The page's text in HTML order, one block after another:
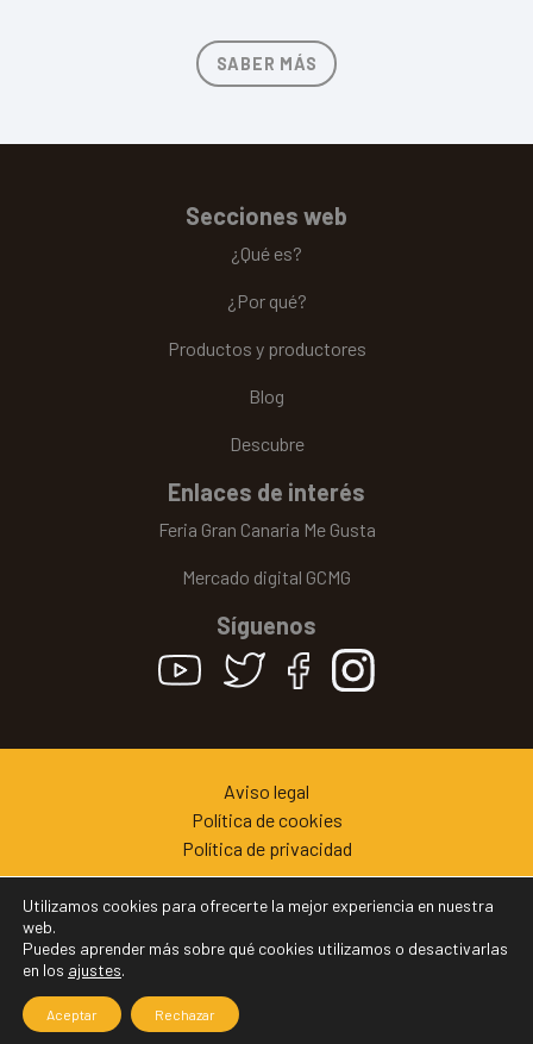
SABER MÁS
Secciones web
¿Qué es?
¿Por qué?
Productos y productores
Blog
Descubre
Enlaces de interés
Feria Gran Canaria Me Gusta
Mercado digital GCMG
Síguenos
Aviso legal
Política de cookies
Política de privacidad
© Cabildo de Gran Canaria | 2022
Utilizamos cookies para ofrecerte la mejor experiencia en nuestra
web.
Puedes aprender más sobre qué cookies utilizamos o desactivarlas
en los ajustes.
Aceptar Rechazar